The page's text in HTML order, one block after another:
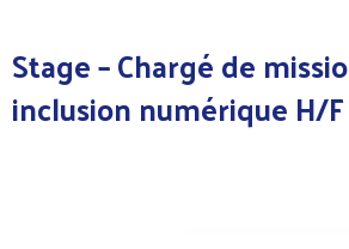
Stage – Chargé de
inclusion numérique H/F